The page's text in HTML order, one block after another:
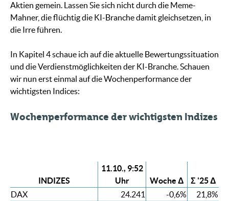
Aktien gemein. Lassen Sie sich nicht durch die Meme-
Mahner, die flüchtig die KI-Branche damit gleichsetzen, in
die Irre führen.
In Kapitel 4 schaue ich auf die aktuelle Bewertungssituation
und die Verdienstmöglichkeiten der KI-Branche. Schauen
wir nun erst einmal auf die Wochenperformance der
wichtigsten Indices:
Wochenperformance der wichtigsten Indizes
INDIZES
11.10., 9:52
Uhr
Woche Δ
Σ '25 Δ
DAX
24.241 -0,6%
21,8%